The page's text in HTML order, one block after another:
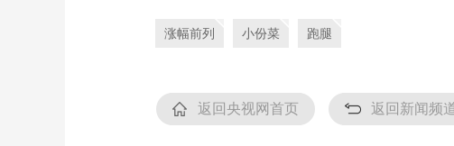
涨幅前列 小份菜 跑腿
返回央视网首页 返回新闻频